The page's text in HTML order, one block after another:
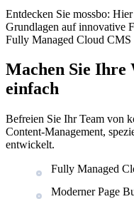
Entdecken Sie mossbo:
Grundlagen auf innovative
Fully Managed Cloud CMS
Machen Sie Ihre
einfach
Befreien Sie Ihr Team von
Content-Management,
entwickelt.
Fully Managed
Moderner Page